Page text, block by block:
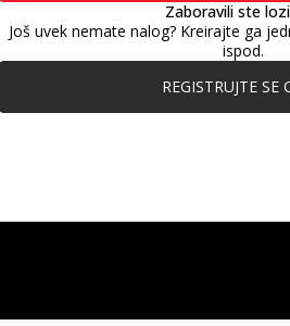
Zaboravili ste
Još uvek nemate nalog? Kreirajte ga
ispod.
REGISTRUJTE SE